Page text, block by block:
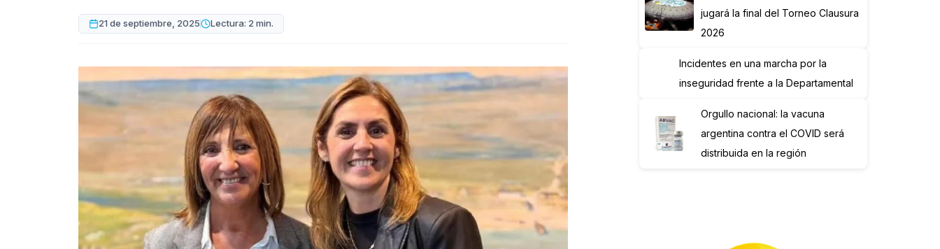
21 de septiembre, 2025 Lectura: 2 min.
jugará la final del Torneo Clausura
2026
Incidentes en una marcha por la
inseguridad frente a la Departamental
Orgullo nacional: la vacuna
argentina contra el COVID será
distribuida en la región